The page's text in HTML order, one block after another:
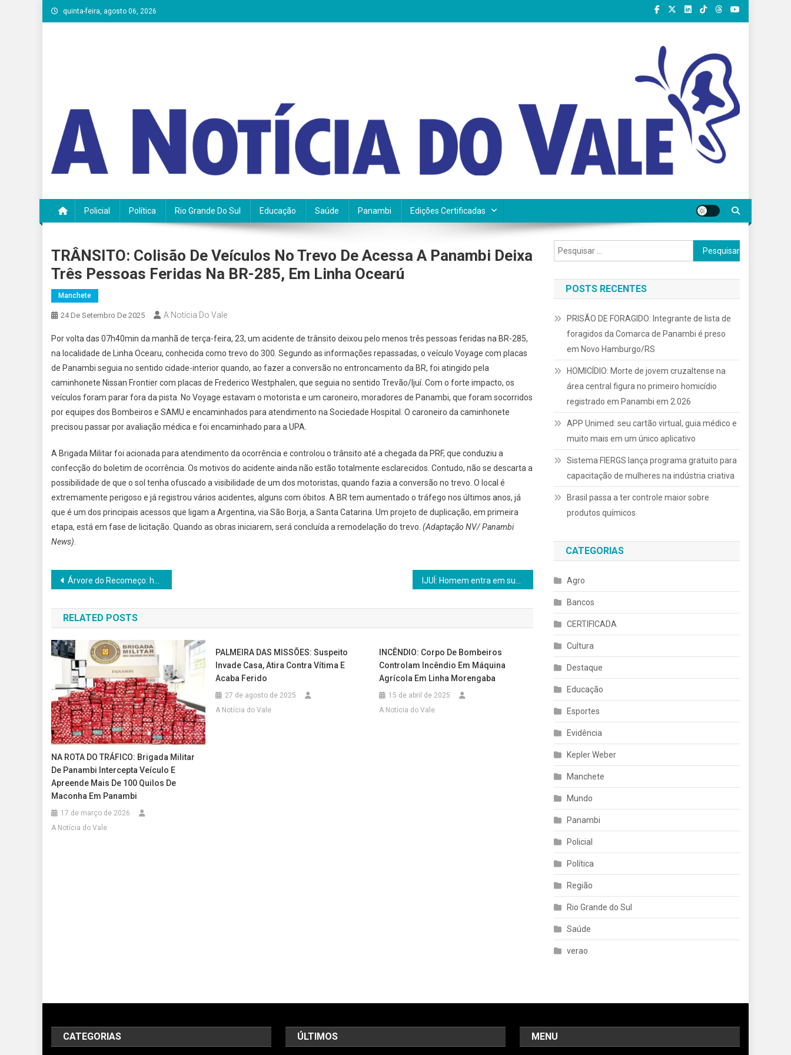
Skip
to
quinta-feira, agosto 06, 2026
Policial Política Rio Grande Do Sul Educação Saúde Panambi Edições Certificadas
TRÂNSITO: Colisão De Veículos No Trevo De Acessa A Panambi Deixa
Três Pessoas Feridas Na BR-285, Em Linha Ocearú
Manchete
24 De Setembro De 2025 A Notícia Do Vale
Por volta das 07h40min da manhã de terça-feira, 23, um acidente de trânsito deixou pelo menos três pessoas feridas na BR-285,
na localidade de Linha Ocearu, conhecida como trevo do 300. Segundo as informações repassadas, o veículo Voyage com placas
de Panambi seguia no sentido cidade-interior quando, ao fazer a conversão no entroncamento da BR, foi atingido pela
caminhonete Nissan Frontier com placas de Frederico Westphalen, que seguia no sentido Trevão/Ijuí. Com o forte impacto, os
veículos foram parar fora da pista. No Voyage estavam o motorista e um caroneiro, moradores de Panambi, que foram socorridos
por equipes dos Bombeiros e SAMU e encaminhados para atendimento na Sociedade Hospital. O caroneiro da caminhonete
precisou passar por avaliação médica e foi encaminhado para a UPA.
A Brigada Militar foi acionada para atendimento da ocorrência e controlou o trânsito até a chegada da PRF, que conduziu a
confecção do boletim de ocorrência. Os motivos do acidente ainda não estão totalmente esclarecidos. Contudo, não se descarta a
possibilidade de que o sol tenha ofuscado a visibilidade de um dos motoristas, quando fazia a conversão no trevo. O local é
extremamente perigoso e já registrou vários acidentes, alguns com óbitos. A BR tem aumentado o tráfego nos últimos anos, já
que é um dos principais acessos que ligam a Argentina, via São Borja, a Santa Catarina. Um projeto de duplicação, em primeira
etapa, está em fase de licitação. Quando as obras iniciarem, será concluída a remodelação do trevo. (Adaptação NV/ Panambi
News)
Navegação
de
Post
Árvore do Recomeço: hospital Unimed realiza homenagem a famílias de doadores de órgãos
RELATED POSTS
NA ROTA DO TRÁFICO: Brigada Militar
De Panambi Intercepta Veículo E
Apreende Mais De 100 Quilos De
Maconha Em Panambi
17 de março de 2026
A Notícia do Vale
PALMEIRA DAS MISSÕES: Suspeito
Invade Casa, Atira Contra Vítima E
Acaba Ferido
27 de agosto de 2025
A Notícia do Vale
INCÊNDIO: Corpo De Bombeiros
Controlam Incêndio Em Máquina
Agrícola Em Linha Morengaba
15 de abril de 2025
A Notícia do Vale
Pesquisar
por:
POSTS RECENTES
PRISÃO DE FORAGIDO: Integrante de lista de
foragidos da Comarca de Panambi é preso
em Novo Hamburgo/RS
HOMICÍDIO: Morte de jovem cruzaltense na
área central figura no primeiro homicídio
registrado em Panambi em 2.026
APP Unimed: seu cartão virtual, guia médico e
muito mais em um único aplicativo
Sistema FIERGS lança programa gratuito para
capacitação de mulheres na indústria criativa
Brasil passa a ter controle maior sobre
produtos químicos
CATEGORIAS
Agro
Bancos
CERTIFICADA
Cultura
Destaque
Educação
Esportes
Evidência
Kepler Weber
Manchete
Mundo
Panambi
Policial
Política
Região
Rio Grande do Sul
Saúde
verao
CATEGORIAS ÚLTIMOS MENU